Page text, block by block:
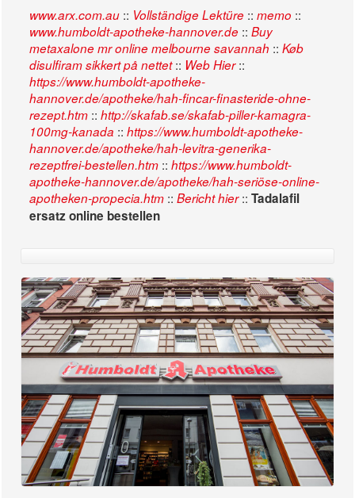
www.arx.com.au :: Vollständige Lektüre :: memo ::
www.humboldt-apotheke-hannover.de :: Buy
metaxalone mr online melbourne savannah :: Køb
disulfiram sikkert på nettet:: Web Hier::
https://www.humboldt-apotheke-
hannover.de/apotheke/hah-fincar-finasteride-ohne-
rezept.htm :: http://skafab.se/skafab-piller-kamagra-
100mg-kanada :: https://www.humboldt-apotheke-
hannover.de/apotheke/hah-levitra-generika-
rezeptfrei-bestellen.htm :: https://www.humboldt-
apotheke-hannover.de/apotheke/hah-seriöse-online-
apotheken-propecia.htm :: Bericht hier:: Tadalafil
ersatz online bestellen